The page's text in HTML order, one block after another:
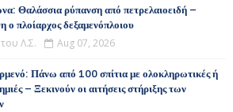
Θαλάσσια ρύπανση από πετρελαιοειδή –
ο πλοίαρχος δεξαμενόπλοιου
Λ.Σ. Aug 07, 2026
Πάνω από 100 σπίτια με ολοκληρωτικές ή
– Ξεκινούν οι αιτήσεις στήριξης των